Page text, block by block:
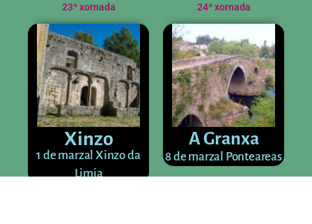
23ª xornada
Xinzo
1 de marzal Xinzo da
Limia
24ª xornada
A Granxa
8 de marzal Ponteareas